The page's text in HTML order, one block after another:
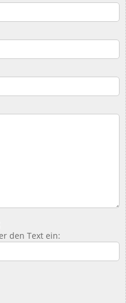
den Text ein: